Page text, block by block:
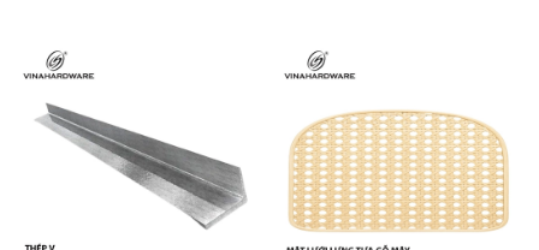
Ứng dụng:
Chân ghế, chân bàn, trụ giường, khung thép trang trí
Cột đỡ hoặc phụ kiện lắp ghép cơ khí
Gia công theo bản vẽ kỹ thuật hoặc mẫu thực tế